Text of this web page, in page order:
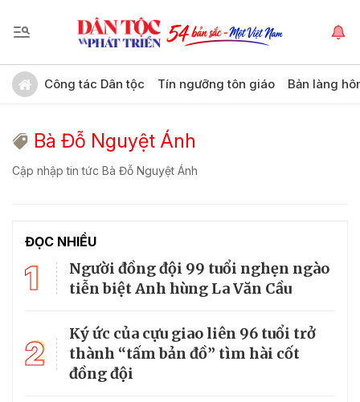
Công tác Dân tộc Tín ngưỡng tôn giáo Bản làng
Bà Đỗ Nguyệt Ánh
Cập nhập tin tức Bà Đỗ Nguyệt Ánh
ĐỌC NHIỀU
1
Người đồng đội 99 tuổi nghẹn ngào
tiễn biệt Anh hùng La Văn Cầu
2
Ký ức của cựu giao liên 96 tuổi trở
thành “tấm bản đồ” tìm hài cốt
đồng đội